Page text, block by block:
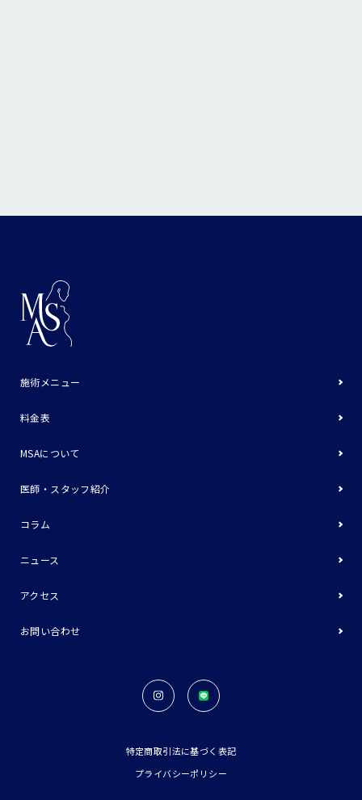
施術メニュー
料金表
MSAについて
医師・スタッフ紹介
コラム
ニュース
アクセス
お問い合わせ
特定商取引法に基づく表記
プライバシーポリシー